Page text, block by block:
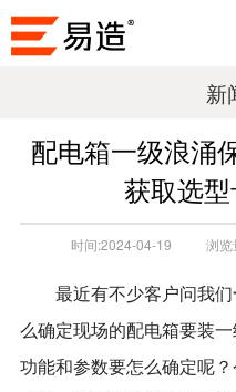
新
配电箱一级浪涌
获取选
时间:2024-04-19 浏览
最近有不少客户问我们
么确定现场的配电箱要装
功能和参数要怎么确定呢